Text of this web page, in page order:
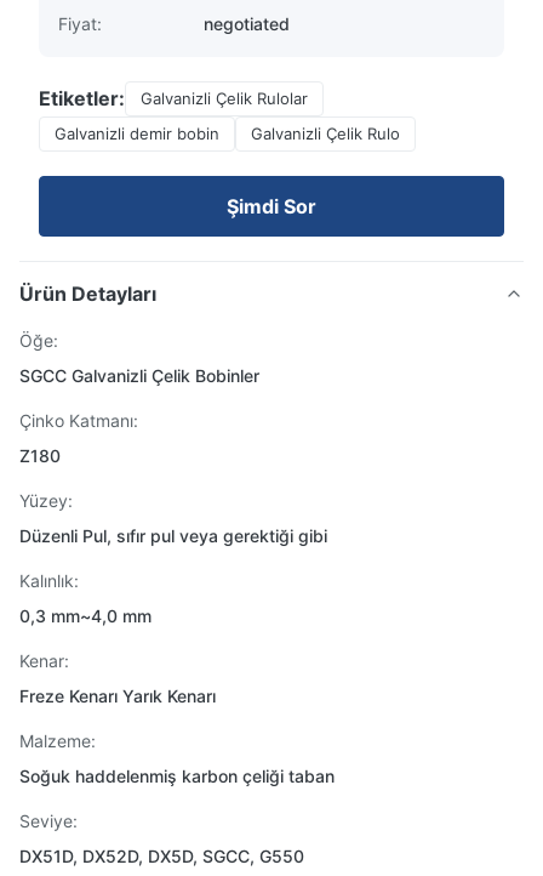
Fiyat:
negotiated
Etiketler:
Galvanizli Çelik Rulolar
Galvanizli demir bobin
Galvanizli Çelik Rulo
Şimdi Sor
Ürün Detayları
Öğe:
SGCC Galvanizli Çelik Bobinler
Çinko Katmanı:
Z180
Yüzey:
Düzenli Pul, sıfır pul veya gerektiği gibi
Kalınlık:
0,3 mm~4,0 mm
Kenar:
Freze Kenarı Yarık Kenarı
Malzeme:
Soğuk haddelenmiş karbon çeliği taban
Seviye:
DX51D, DX52D, DX5D, SGCC, G550